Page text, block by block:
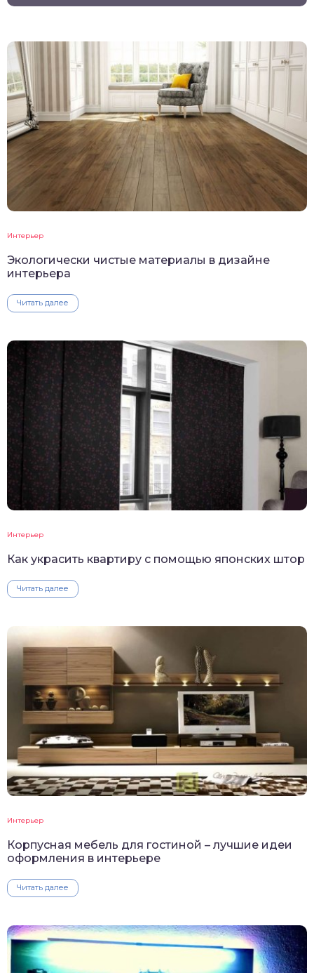
Интерьер
Экологически чистые материалы в дизайне
интерьера
Читать далее
Интерьер
Как украсить квартиру с помощью японских штор
Читать далее
Интерьер
Корпусная мебель для гостиной – лучшие идеи
оформления в интерьере
Читать далее